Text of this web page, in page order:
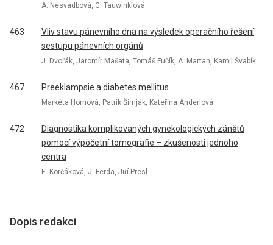
A. Nesvadbová, G. Tauwinklová
463
Vliv stavu pánevního dna na výsledek operačního řešení
sestupu pánevních orgánů
J. Dvořák, Jaromír Mašata, Tomáš Fučík, A. Martan, Kamil Švabík
467 Preeklampsie a diabetes mellitus
Markéta Hornová, Patrik Šimják, Kateřina Anderlová
472
Diagnostika komplikovaných gynekologických zánětů
pomocí výpočetní tomografie – zkušenosti jednoho
centra
E. Korčáková, J. Ferda, Jiří Presl
Dopis redakci